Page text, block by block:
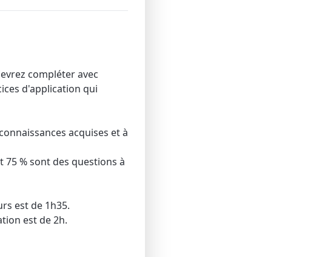
compléter avec
d'application qui
acquises et à
% sont des questions à
est de 1h35.
est de 2h.